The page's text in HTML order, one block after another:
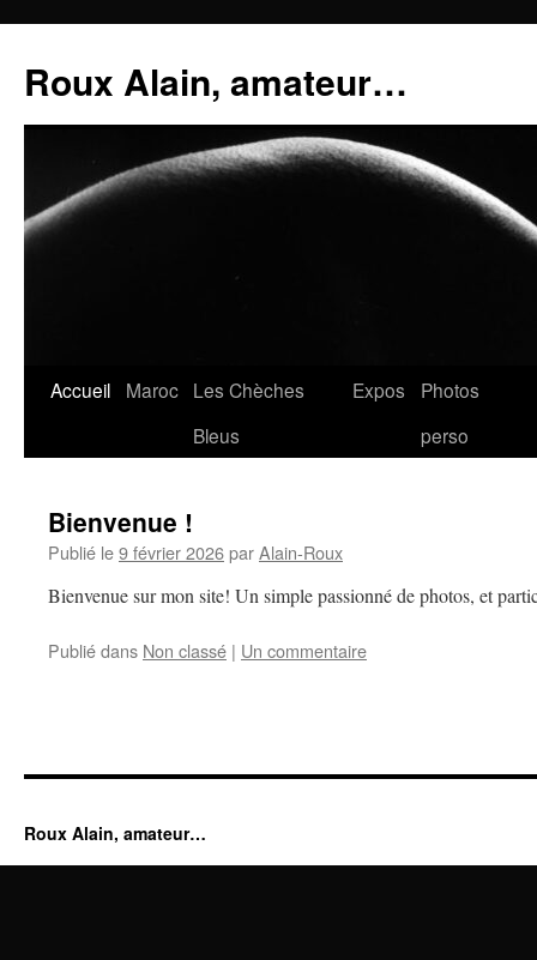
contenu
Roux Alain, amateur…
Accueil Maroc Les Chèches
Bleus
Expos
Photos
perso
Bienvenue !
Publié le9 février 2026parAlain-Roux
Bienvenue sur mon site! Un simple passionné de photos, et
Publié dans Non classé | Un commentaire
Roux Alain, amateur…